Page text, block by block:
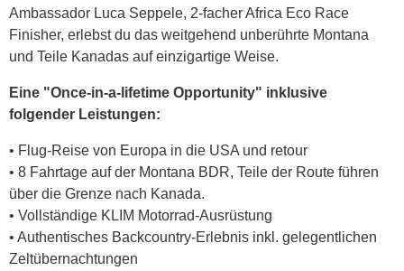
Ambassador Luca Seppele, 2-facher Africa Eco Race
Finisher, erlebst du das weitgehend unberührte Montana
und Teile Kanadas auf einzigartige Weise.
Eine "Once-in-a-lifetime Opportunity" inklusive
folgender Leistungen:
• Flug-Reise von Europa in die USA und retour
• 8 Fahrtage auf der Montana BDR, Teile der Route führen
über die Grenze nach Kanada.
• Vollständige KLIM Motorrad‑Ausrüstung
• Authentisches Backcountry‑Erlebnis inkl. gelegentlichen
Zeltübernachtungen